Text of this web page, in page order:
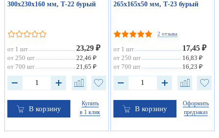
300х230х160 мм, Т-22 бурый
от 1 шт 23,29 ₽
от 250 шт
22,46 ₽
от 700 шт
21,65 ₽
В корзину
Купить
в 1 клик
265х165х50 мм, Т-23 бурый
2 отзыва
от 1 шт 17,45 ₽
от 250 шт
16,83 ₽
от 700 шт
16,23 ₽
В корзину
Оформить
предзаказ